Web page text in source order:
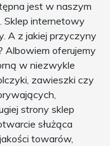
jest w naszym
Sklep internetowy
A z jakiej przyczyny
Albowiem oferujemy
w niezwykle
zawieszki czy
strony sklep
służąca
towarów,